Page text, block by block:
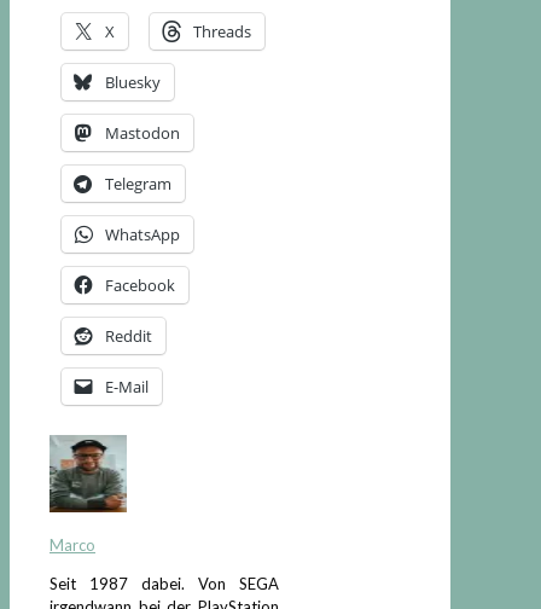
X Threads
Bluesky
Mastodon
Telegram
WhatsApp
Facebook
Reddit
E-Mail
Marco
Seit 1987 dabei. Von SEGA